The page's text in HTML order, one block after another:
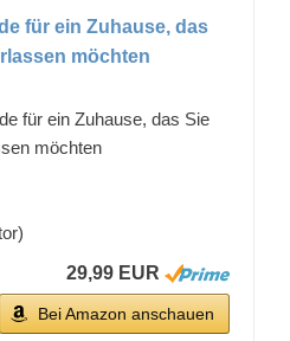
für ein Zuhause, das
möchten
für ein Zuhause, das Sie
möchten
29,99 EUR
Bei Amazon anschauen